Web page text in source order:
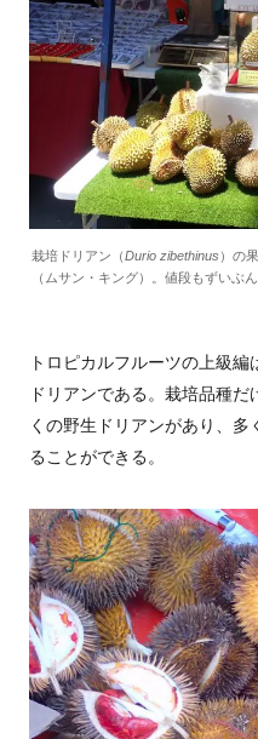
栽培ドリアン（Durio zibethinus ）の
（ムサン・キング）。値段もずいぶ
トロピカルフルーツの上級編
ドリアンである。栽培品種
くの野生ドリアンがあり、
ることができる。